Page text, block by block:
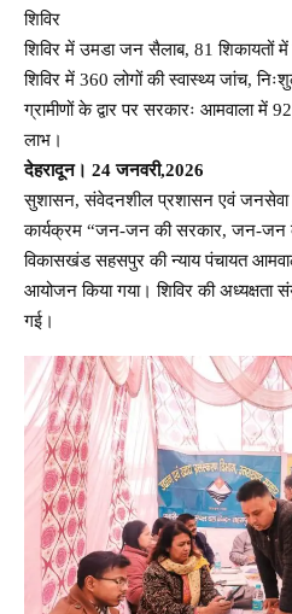
शिविर
शिविर में उमडा जन सैलाब, 81 शिकायतों
शिविर में 360 लोगों की स्वास्थ्य जांच,
ग्रामीणों के द्वार पर सरकारः आमवाला में
लाभ।
देहरादून। 24 जनवरी,2026
सुशासन, संवेदनशील प्रशासन एवं
कार्यक्रम “जन-जन की सरकार, जन-जन के
विकासखंड सहसपुर की न्याय पंचायत
आयोजन किया गया। शिविर की अध्यक्षता
गई।